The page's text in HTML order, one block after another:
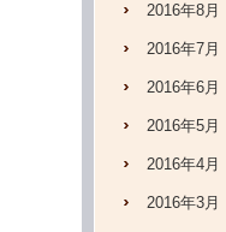
2016年8月
2016年7月
2016年6月
2016年5月
2016年4月
2016年3月